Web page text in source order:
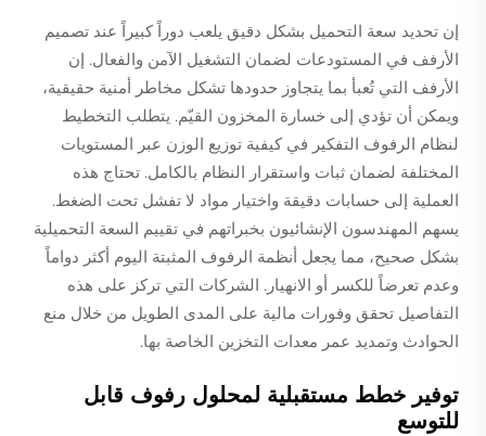
إن تحديد سعة التحميل بشكل دقيق يلعب دوراً كبيراً عند تصميم
الأرفف في المستودعات لضمان التشغيل الآمن والفعال. إن
الأرفف التي تُعبأ بما يتجاوز حدودها تشكل مخاطر أمنية حقيقية،
ويمكن أن تؤدي إلى خسارة المخزون القيّم. يتطلب التخطيط
لنظام الرفوف التفكير في كيفية توزيع الوزن عبر المستويات
المختلفة لضمان ثبات واستقرار النظام بالكامل. تحتاج هذه
العملية إلى حسابات دقيقة واختيار مواد لا تفشل تحت الضغط.
يسهم المهندسون الإنشائيون بخبراتهم في تقييم السعة التحميلية
بشكل صحيح، مما يجعل أنظمة الرفوف المثبتة اليوم أكثر دواماً
وعدم تعرضاً للكسر أو الانهيار. الشركات التي تركز على هذه
التفاصيل تحقق وفورات مالية على المدى الطويل من خلال منع
الحوادث وتمديد عمر معدات التخزين الخاصة بها.
توفير خطط مستقبلية لمحلول رفوف قابل
للتوسع